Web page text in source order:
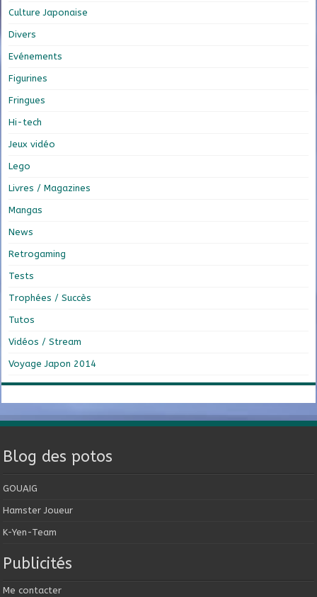
Culture Japonaise
Divers
Evénements
Figurines
Fringues
Hi-tech
Jeux vidéo
Lego
Livres / Magazines
Mangas
News
Retrogaming
Tests
Trophées / Succès
Tutos
Vidéos / Stream
Voyage Japon 2014
Blog des potos
GOUAIG
Hamster Joueur
K-Yen-Team
Publicités
Me contacter